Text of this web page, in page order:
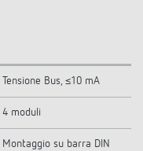
Tensione Bus, ≤10 mA
4 moduli
Montaggio su barra DIN